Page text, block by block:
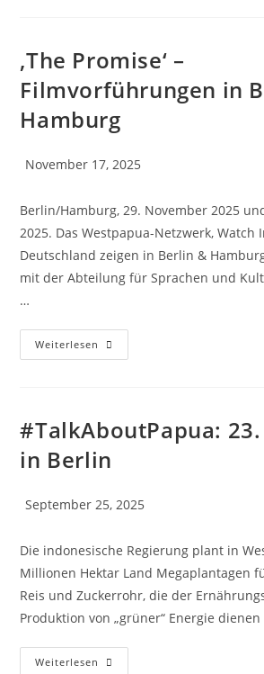
‚The Promise‘ –
Filmvorführungen in
Hamburg
November 17, 2025
Berlin/Hamburg, 29. November 2025
2025. Das Westpapua-Netzwerk, Watch
Deutschland zeigen in Berlin &
mit der Abteilung für Sprachen und
…
Weiterlesen
#TalkAboutPapua:
in Berlin
September 25, 2025
Die indonesische Regierung plant in
Millionen Hektar Land Megaplantagen
Reis und Zuckerrohr, die der
Produktion von „grüner“ Energie
Weiterlesen